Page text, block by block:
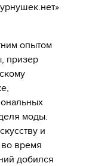
опытом
призер
моды.
и
время
добился